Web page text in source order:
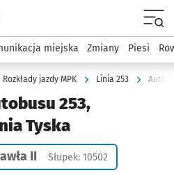
podserwis: Komunikacja
miejska Zmiany Piesi
Rozkłady jazdy MPK Linia 253
253,
Tyska
II Słupek: 10502